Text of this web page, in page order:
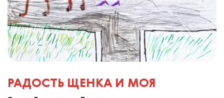
РАДОСТЬ ЩЕНКА И МОЯ